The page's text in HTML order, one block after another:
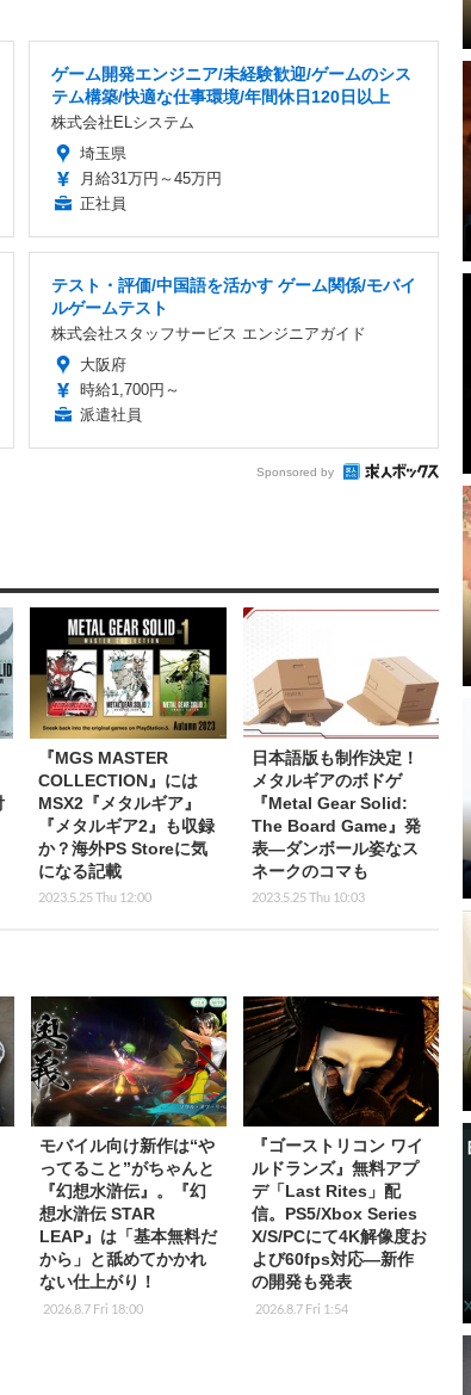
ゲーム開発エンジニア/未経験歓迎/ゲームのシス
テム構築/快適な仕事環境/年間休日120日以上
株式会社ELシステム
埼玉県
月給31万円～45万円
正社員
テスト・評価/中国語を活かす ゲーム関係/モバイ
ルゲームテスト
株式会社スタッフサービス エンジニアガイド
大阪府
時給1,700円～
派遣社員
Sponsored by
『MGS MASTER
COLLECTION』には
MSX2『メタルギア』
『メタルギア2』も収録
か？海外PS Storeに気
になる記載
2023.5.25 Thu 12:00
日本語版も制作決定！
メタルギアのボドゲ
『Metal Gear Solid:
The Board Game』発
表―ダンボール姿なス
ネークのコマも
2023.5.25 Thu 10:03
モバイル向け新作は“や
ってること”がちゃんと
『幻想水滸伝』。『幻
想水滸伝 STAR
LEAP』は「基本無料だ
から」と舐めてかかれ
ない仕上がり！
2026.8.7 Fri 18:00
『ゴーストリコン ワイ
ルドランズ』無料アプ
デ「Last Rites」配
信。PS5/Xbox Series
X/S/PCにて4K解像度お
よび60fps対応―新作
の開発も発表
2026.8.7 Fri 1:54